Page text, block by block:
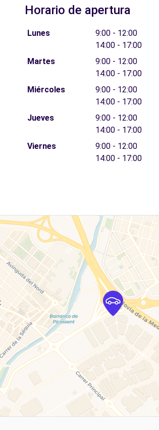
Horario de apertura
Lunes
9:00 - 12:00
14:00 - 17:00
Martes
9:00 - 12:00
14:00 - 17:00
Miércoles
9:00 - 12:00
14:00 - 17:00
Jueves
9:00 - 12:00
14:00 - 17:00
Viernes
9:00 - 12:00
14:00 - 17:00